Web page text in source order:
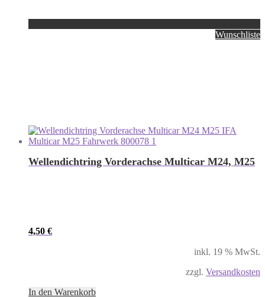
Wunschliste
Wellendichtring Vorderachse Multicar M24, M25
4,50 €
inkl. 19 % MwSt.
zzgl. Versandkosten
In den Warenkorb